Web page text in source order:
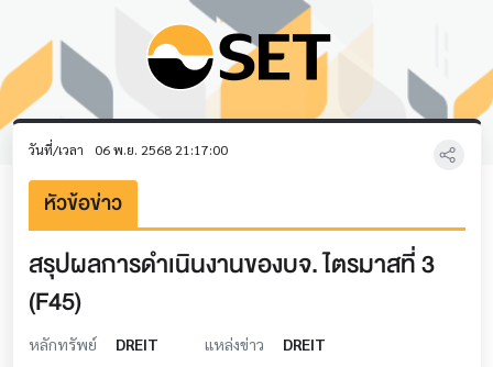
วันที่/เวลา 06 พ.ย. 2568 21:17:00
หัวข้อข่าว
สรุปผลการดำเนินงานของบจ. ไตรมาสที่ 3
(F45)
หลักทรัพย์ DREIT แหล่งข่าว DREIT